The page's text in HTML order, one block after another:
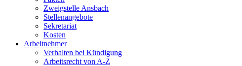
Zweigstelle Ansbach
Stellenangebote
Sekretariat
Kosten
Arbeitnehmer
Verhalten bei Kündigung
Arbeitsrecht von A-Z